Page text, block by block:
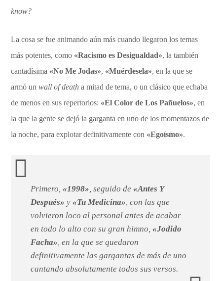
know?
La cosa se fue animando aún más cuando llegaron los temas
más potentes, como «Racismo es Desigualdad», la también
cantadísima «No Me Jodas», «Muérdesela», en la que se
armó unwall of death a mitad de tema, o un clásico que echaba
de menos en sus repertorios: «El Color de Los Pañuelos», en
la que la gente se dejó la garganta en uno de los momentazos de
la noche, para explotar definitivamente con «Egoísmo».
Primero,«1998» , seguido de«Antes Y
Después» y«Tu Medicina» , con las que
volvieron loco al personal antes de acabar
en todo lo alto con su gran himno,«Jodido
Facha» , en la que se quedaron
definitivamente las gargantas de más de uno
cantando absolutamente todos sus versos.